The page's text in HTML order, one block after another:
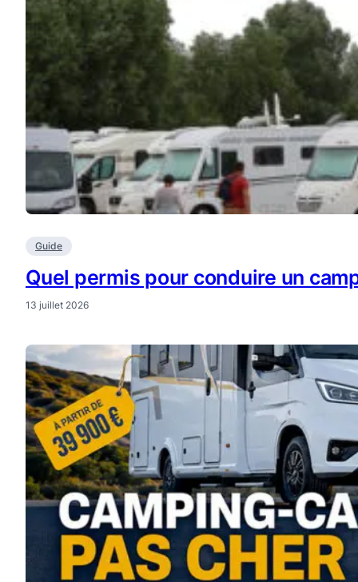
Guide
Quel permis pour conduire un
13 juillet 2026